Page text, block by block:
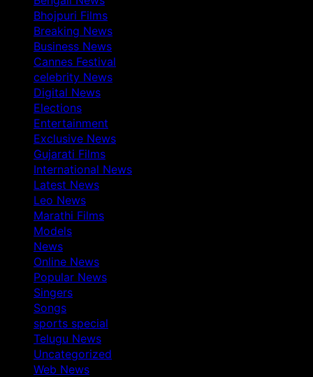
Bhojpuri Films
Breaking News
Business News
Cannes Festival
celebrity News
Digital News
Elections
Entertainment
Exclusive News
Gujarati Films
International News
Latest News
Leo News
Marathi Films
Models
News
Online News
Popular News
Singers
Songs
sports special
Telugu News
Uncategorized
Web News